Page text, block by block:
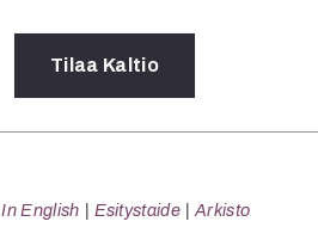
Tilaa Kaltio
In English Esitystaide Arkisto